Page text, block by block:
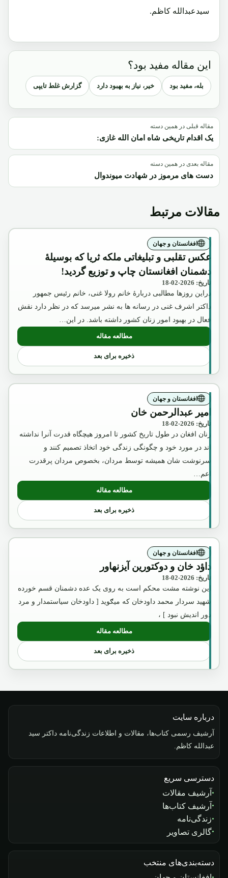
سیدعبدالله کاظم.
این مقاله مفید بود؟
بله، مفید بود خیر، نیاز به بهبود دارد گزارش غلط تایپی
مقاله قبلی در همین دسته
یک اقدام تاریخی شاه امان الله غازی:
مقاله بعدی در همین دسته
دست های مرموز در شهادت میوندوال
مقالات مرتبط
افغانستان و جهان
عکس تقلبی و تبلیغاتی ملکه ثریا که بوسیلۀ
دشمنان افغانستان چاپ و توزیع گردید!
تاریخ: 2026-02-18
دراین روزها مطالبی دربارۀ خانم رولا غنی، خانم رئیس جمهور
داکتر اشرف غنی در رسانه ها به نشر میرسد که در نظر دارد نقش
فعال در بهبود امور زنان کشور داشته باشد. در این…
مطالعه مقاله: عکس تقلبی و تبلیغاتی ملکه ثریا که
ذخیره برای بعد
افغانستان و جهان
امیر عبدالرحمن خان
تاریخ: 2026-02-18
زنان افغان در طول تاریخ کشور تا امروز هیچگاه قدرت آنرا نداشته
اند در مورد خود و چگونگی زندگی خود اتخاذ تصمیم کنند و
سرنوشت شان همیشه توسط مردان، بخصوص مردان پرقدرت
اعم…
مطالعه مقاله: امیر عبدالرحمن خان
ذخیره برای بعد
افغانستان و جهان
داؤد خان و دوکتورین آیزنهاور
تاریخ: 2026-02-18
این نوشته مشت محکم است به روی یک عده دشمنان قسم خورده
شهید سردار محمد داودخان که میګوید [ داودخان سیاستمدار و مرد
دور اندیش نبود ] ،
مطالعه مقاله: داؤد خان و دوکتورین آیزنهاور
ذخیره برای بعد
درباره سایت
آرشیف رسمی کتاب‌ها، مقالات و اطلاعات زندگی‌نامه داکتر سید
عبدالله کاظم.
دسترسی سریع
آرشیف مقالات
آرشیف کتاب‌ها
زندگی‌نامه
گالری تصاویر
دسته‌بندی‌های منتخب